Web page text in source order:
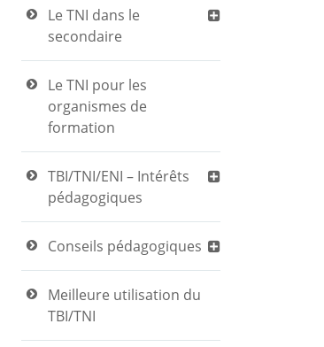
Le TNI dans le
secondaire
Le TNI pour les
organismes de
formation
TBI/TNI/ENI – Intérêts
pédagogiques
Conseils pédagogiques
Meilleure utilisation du
TBI/TNI